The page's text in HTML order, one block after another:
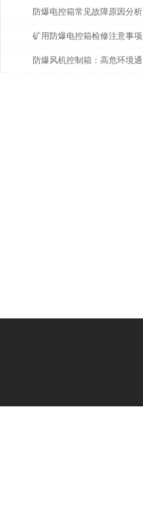
防爆电控箱常见故障原因分析
及解决方法！
矿用防爆电控箱检修注意事项
防爆风机控制箱：高危环境通